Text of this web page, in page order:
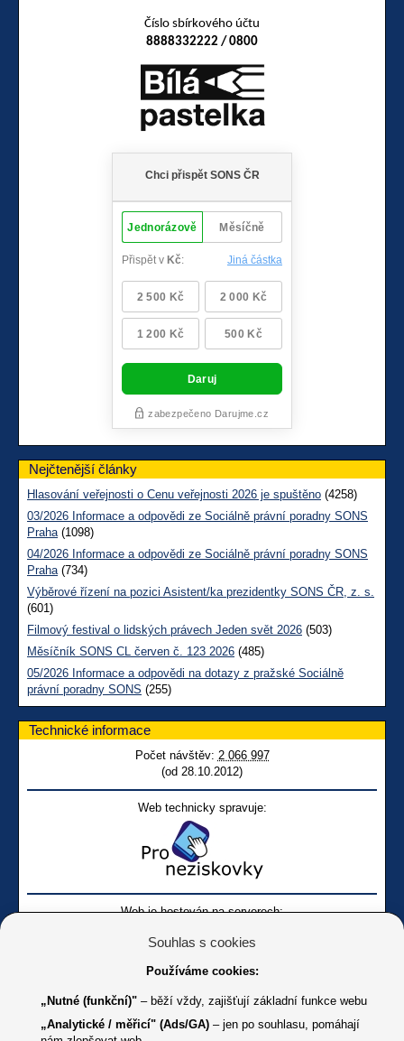
Číslo sbírkového účtu
8888332222 / 0800
Nejčtenější články
Hlasování veřejnosti o Cenu veřejnosti 2026 je spuštěno (4258)
03/2026 Informace a odpovědi ze Sociálně právní poradny SONS
Praha(1098)
04/2026 Informace a odpovědi ze Sociálně právní poradny SONS
Praha(734)
Výběrové řízení na pozici Asistent/ka prezidentky SONS ČR, z. s.
(601)
Filmový festival o lidských právech Jeden svět 2026 (503)
Měsíčník SONS CL červen č. 123 2026 (485)
05/2026 Informace a odpovědi na dotazy z pražské Sociálně
právní poradny SONS (255)
Technické informace
Počet návštěv: 2 066 997
(od 28.10.2012)
Web technicky spravuje:
Web je hostován na serverech:
Souhlas s cookies
Používáme cookies:
„Nutné (funkční)" – běží vždy, zajišťují základní funkce webu
„Analytické / měřicí" (Ads/GA) – jen po souhlasu, pomáhají